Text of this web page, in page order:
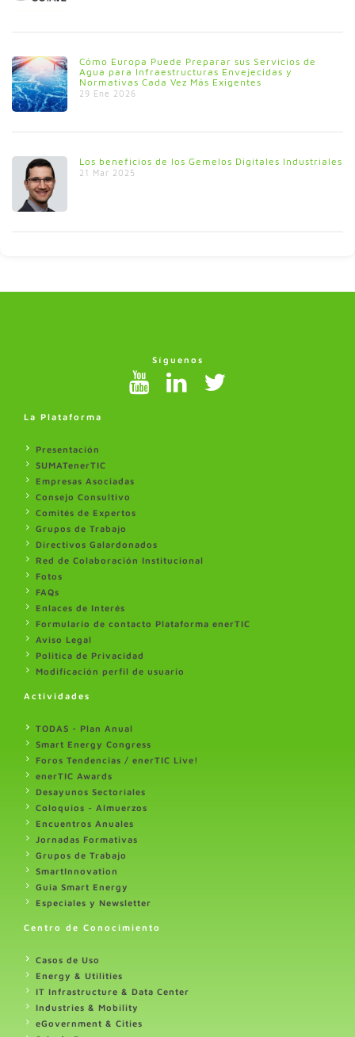
Cómo Europa Puede Preparar sus Servicios de
Agua para Infraestructuras Envejecidas y
Normativas Cada Vez Más Exigentes
29 Ene 2026
Los beneficios de los Gemelos Digitales Industriales
21 Mar 2025
Síguenos
La Plataforma
Presentación
SUMATenerTIC
Empresas Asociadas
Consejo Consultivo
Comités de Expertos
Grupos de Trabajo
Directivos Galardonados
Red de Colaboración Institucional
Fotos
FAQs
Enlaces de Interés
Formulario de contacto Plataforma enerTIC
Aviso Legal
Politica de Privacidad
Modificación perfil de usuario
Actividades
TODAS - Plan Anual
Smart Energy Congress
Foros Tendencias / enerTIC Live!
enerTIC Awards
Desayunos Sectoriales
Coloquios - Almuerzos
Encuentros Anuales
Jornadas Formativas
Grupos de Trabajo
SmartInnovation
Guia Smart Energy
Especiales y Newsletter
Centro de Conocimiento
Casos de Uso
Energy & Utilities
IT Infrastructure & Data Center
Industries & Mobility
eGovernment & Cities